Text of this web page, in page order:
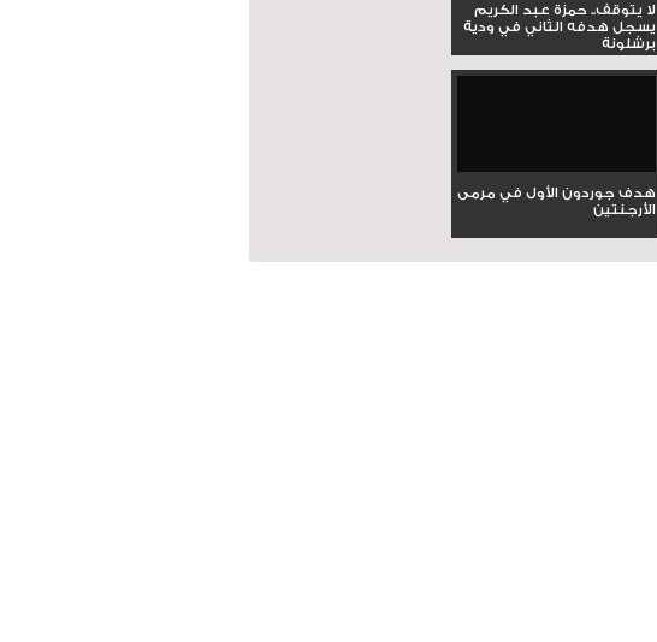
لا يتوقف.. حمزة عبد الكريم
يسجل هدفه الثاني في ودية
برشلونة
هدف جوردون الأول في مرمى
الأرجنتين